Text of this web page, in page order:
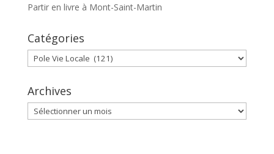
Partir en livre à Mont-Saint-Martin
Catégories
Catégories
Archives
Archives